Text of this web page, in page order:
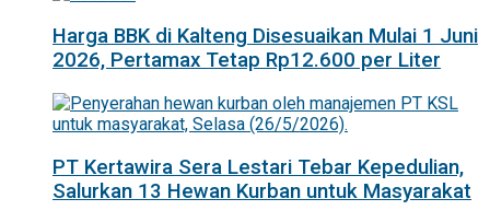
Harga BBK di Kalteng Disesuaikan Mulai 1 Juni
2026, Pertamax Tetap Rp12.600 per Liter
PT Kertawira Sera Lestari Tebar Kepedulian,
Salurkan 13 Hewan Kurban untuk Masyarakat